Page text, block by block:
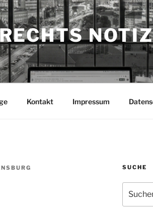
Kontakt Impressum
SUCHE
nach: